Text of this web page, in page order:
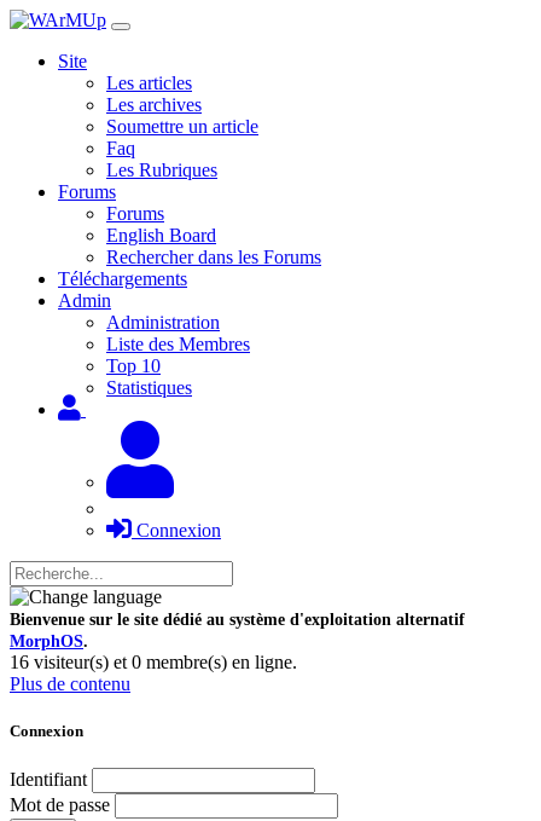
Site
Les articles
Les archives
Soumettre un article
Faq
Les Rubriques
Forums
Forums
English Board
Rechercher dans les Forums
Téléchargements
Admin
Administration
Liste des Membres
Top 10
Statistiques
Connexion
Bienvenue sur le site dédié au système d'exploitation alternatif
MorphOS.
16 visiteur(s) et 0 membre(s) en ligne.
Plus de contenu
Connexion
Identifiant
Mot de passe